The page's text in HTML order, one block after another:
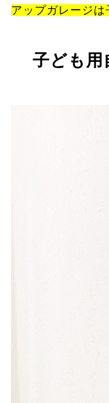
アップガレージは
子ども用